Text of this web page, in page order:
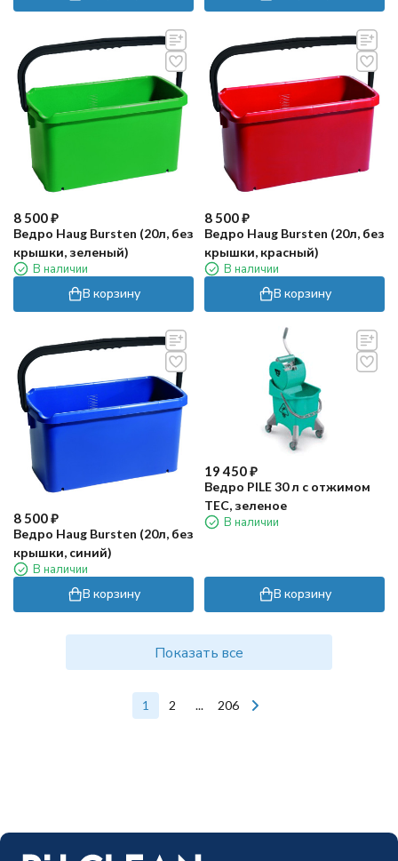
8 500₽
Ведро Haug Bursten (20л, без
крышки, зеленый)
В наличии
В корзину
8 500₽
Ведро Haug Bursten (20л, без
крышки, красный)
В наличии
В корзину
8 500₽
Ведро Haug Bursten (20л, без
крышки, синий)
В наличии
В корзину
19 450₽
Ведро PILE 30 л с отжимом
TEC, зеленое
В наличии
В корзину
Показать все
1 2 ... 206